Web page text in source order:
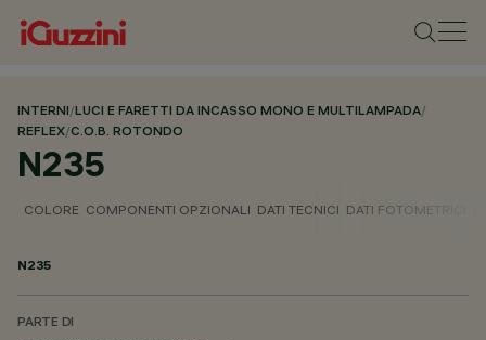
INTERNI/LUCI E FARETTI DA INCASSO MONO E MULTILAMPADA/
REFLEX/C.O.B. ROTONDO
N235
COLORE COMPONENTI OPZIONALI DATI TECNICI DATI FOTOMETRICI
N235
PARTE DI